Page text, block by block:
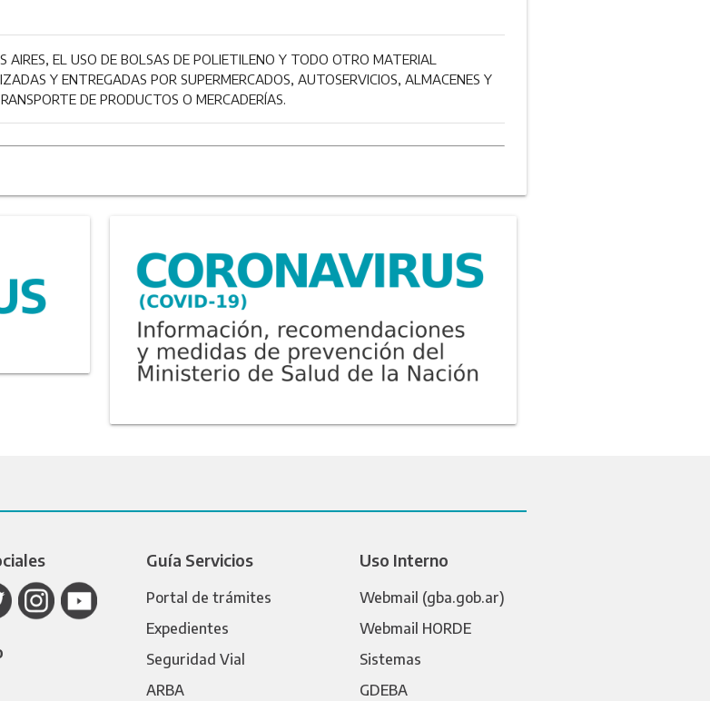
AIRES, EL USO DE BOLSAS DE POLIETILENO Y TODO OTRO MATERIAL
Y ENTREGADAS POR SUPERMERCADOS, AUTOSERVICIOS, ALMACENES Y
DE PRODUCTOS O MERCADERÍAS.
Guía Servicios
Portal de trámites
Expedientes
Seguridad Vial
ARBA
Uso Interno
Webmail (gba.gob.ar)
Webmail HORDE
Sistemas
GDEBA